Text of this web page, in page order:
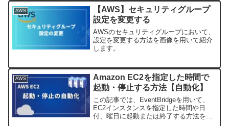
でも、AWSって、職場だったり、ネット
で目にする...
AWS
【AWS】セキュリティグループ
設定を変更する
AWSのセキュリティグループにおいて、
設定を変更する方法を画像を用いて紹介
します。
AWS
Amazon EC2を指定した時間で
起動・停止する方法【自動化】
この記事では、EventBridgeを用いて、
EC2インスタンスを指定した時間や日
付、曜日に起動または終了する方法を紹